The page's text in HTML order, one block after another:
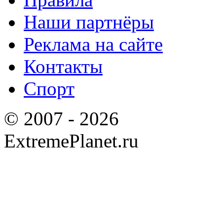
Наши партнёры
Реклама на сайте
Контакты
Спорт
© 2007 - 2026
ExtremePlanet.ru